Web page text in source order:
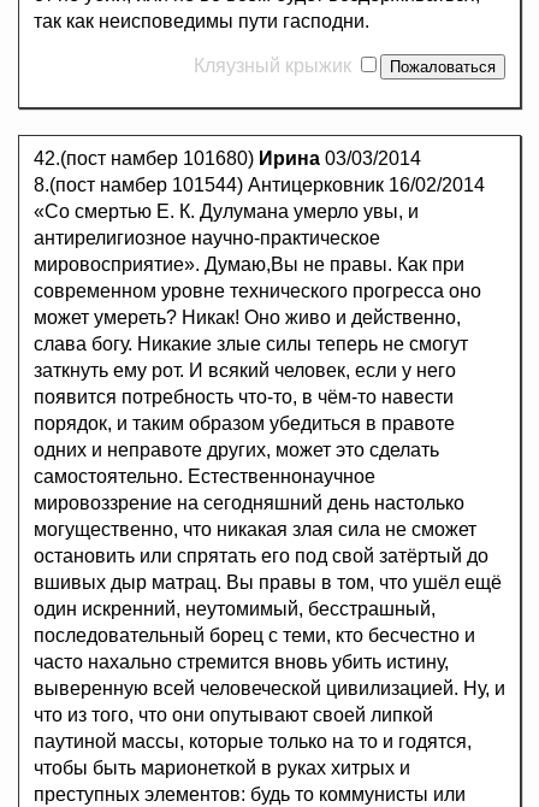
так как неисповедимы пути гасподни.
Кляузный крыжик
42.(пост намбер 101680) Ирина 03/03/2014
8.(пост намбер 101544) Антицерковник 16/02/2014
«Со смертью Е. К. Дулумана умерло увы, и
антирелигиозное научно-практическое
мировосприятие». Думаю,Вы не правы. Как при
современном уровне технического прогресса оно
может умереть? Никак! Оно живо и действенно,
слава богу. Никакие злые силы теперь не смогут
заткнуть ему рот. И всякий человек, если у него
появится потребность что-то, в чём-то навести
порядок, и таким образом убедиться в правоте
одних и неправоте других, может это сделать
самостоятельно. Естественнонаучное
мировоззрение на сегодняшний день настолько
могущественно, что никакая злая сила не сможет
остановить или спрятать его под свой затёртый до
вшивых дыр матрац. Вы правы в том, что ушёл ещё
один искренний, неутомимый, бесстрашный,
последовательный борец с теми, кто бесчестно и
часто нахально стремится вновь убить истину,
выверенную всей человеческой цивилизацией. Ну, и
что из того, что они опутывают своей липкой
паутиной массы, которые только на то и годятся,
чтобы быть марионеткой в руках хитрых и
преступных элементов: будь то коммунисты или